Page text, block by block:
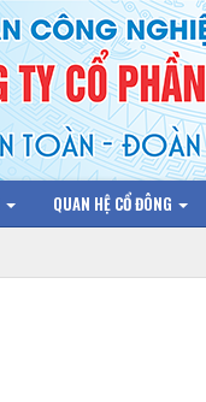
QUAN HỆ CỔ ĐÔNG